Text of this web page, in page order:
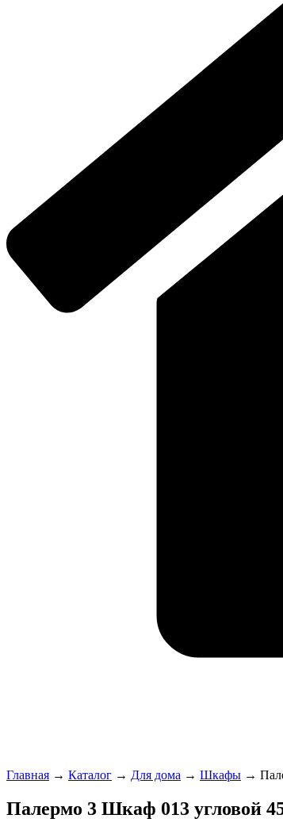
Главная → Каталог → Для дома → Шкафы →
Палермо 3 Шкаф 013 угловой